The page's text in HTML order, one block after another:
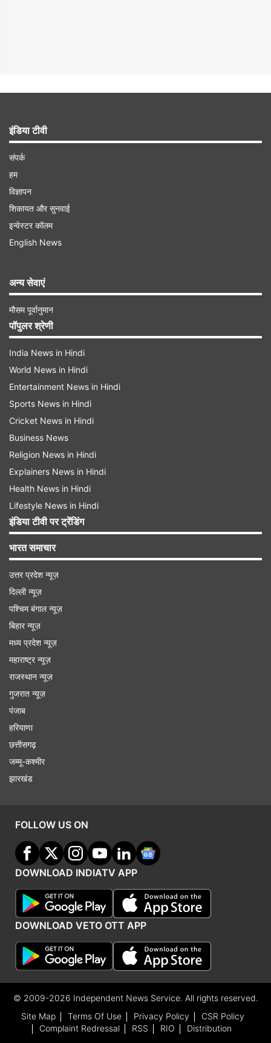
इंडिया टीवी
संपर्क
हम
विज्ञापन
शिकायत और सुनवाई
इन्वेस्टर कॉलम
English News
अन्य सेवाएं
मौसम पूर्वानुमान
पॉपुलर श्रेणी
India News in Hindi
World News in Hindi
Entertainment News in Hindi
Sports News in Hindi
Cricket News in Hindi
Business News
Religion News in Hindi
Explainers News in Hindi
Health News in Hindi
Lifestyle News in Hindi
इंडिया टीवी पर ट्रेंडिंग
भारत समाचार
उत्तर प्रदेश न्यूज़
दिल्ली न्यूज़
पश्चिम बंगाल न्यूज़
बिहार न्यूज़
मध्य प्रदेश न्यूज़
महाराष्ट्र न्यूज़
राजस्थान न्यूज़
गुजरात न्यूज़
पंजाब
हरियाणा
छत्तीसगढ़
जम्मू-कश्मीर
झारखंड
FOLLOW US ON
DOWNLOAD INDIATV APP
DOWNLOAD VETO OTT APP
© 2009-2026 Independent News Service. All rights reserved.
Site Map
Terms Of Use Privacy Policy
CSR Policy
Complaint Redressal
RSS RIO Distribution